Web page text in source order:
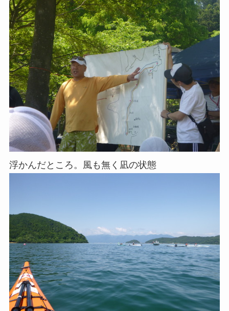
浮かんだところ。風も無く凪の状態